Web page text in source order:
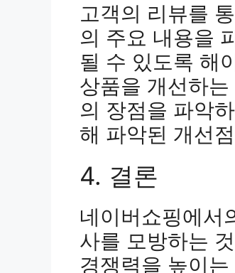
고객의 리뷰를
의 주요 내용을
될 수 있도록 해
상품을 개선하
의 장점을 파악
해 파악된 개선
4. 결론
네이버쇼핑에서
사를 모방하는
경쟁력을 높이